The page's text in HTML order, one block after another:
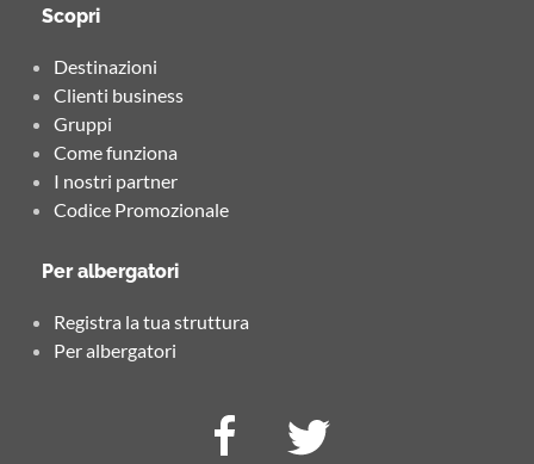
Scopri
Destinazioni
Clienti business
Gruppi
Come funziona
I nostri partner
Codice Promozionale
Per albergatori
Registra la tua struttura
Per albergatori